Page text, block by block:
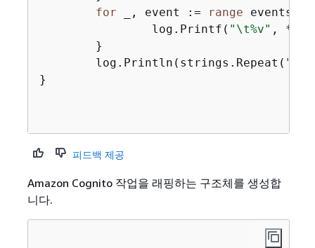
for _, event := range events
		log.Printf(
"\t%v" ,
	log.Println(strings.Repeat(
"-"
}
피드백 제공
Amazon Cognito 작업을 래핑하는 구조체를 생성합
니다.